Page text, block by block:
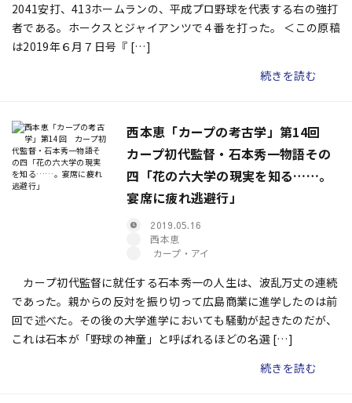
2041安打、413ホームランの、平成プロ野球を代表する右の強打
者である。ホークスとジャイアンツで４番を打った。 ＜この原稿
は2019年６月７日号『 […]
続きを読む
西本恵「カープの考古学」第14回
カープ初代監督・石本秀一物語その
四「花の六大学の現実を知る……。
宴席に疲れ逃避行」
2019.05.16
西本恵
カープ・アイ
カープ初代監督に就任する石本秀一の人生は、波乱万丈の連続
であった。親からの反対を振り切って広島商業に進学したのは前
回で述べた。その後の大学進学においても騒動が起きたのだが、
これは石本が「野球の神童」と呼ばれるほどの名選 […]
続きを読む